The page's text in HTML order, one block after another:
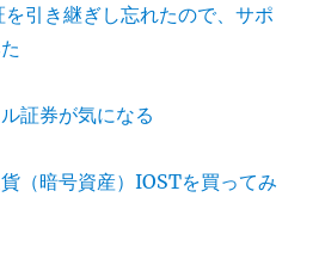
引き継ぎし忘れたので、サポ
証券が気になる
（暗号資産）IOSTを買ってみ